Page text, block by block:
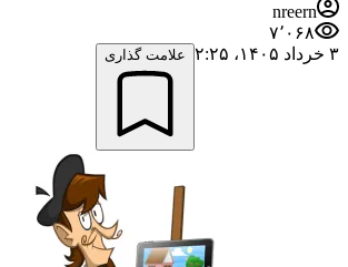
nreern
۷٬۰۶۸
۳ خرداد ۱۴۰۵،‏ ۲:۲۵
علامت گذاری